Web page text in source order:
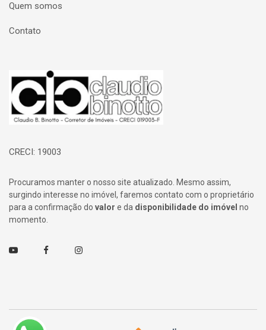
Quem somos
Contato
Página inicial
CRECI: 19003
Procuramos manter o nosso site atualizado. Mesmo assim,
surgindo interesse no imóvel, faremos contato com o proprietário
para a confirmação do valor e da disponibilidade do imóvel no
momento.
Youtube FacebookInstagram